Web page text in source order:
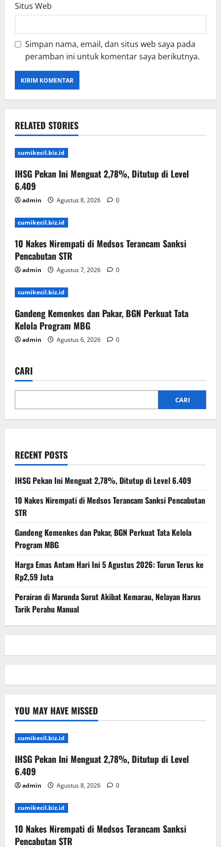
Situs Web
Simpan nama, email, dan situs web saya pada
peramban ini untuk komentar saya berikutnya.
RELATED STORIES
cumikecil.biz.id
IHSG Pekan Ini Menguat 2,78%, Ditutup di Level
6.409
admin Agustus 8, 2026 0
cumikecil.biz.id
10 Nakes Nirempati di Medsos Terancam Sanksi
Pencabutan STR
admin Agustus 7, 2026 0
cumikecil.biz.id
Gandeng Kemenkes dan Pakar, BGN Perkuat Tata
Kelola Program MBG
admin Agustus 6, 2026 0
CARI
CARI
RECENT POSTS
IHSG Pekan Ini Menguat 2,78%, Ditutup di Level 6.409
10 Nakes Nirempati di Medsos Terancam Sanksi Pencabutan
STR
Gandeng Kemenkes dan Pakar, BGN Perkuat Tata Kelola
Program MBG
Harga Emas Antam Hari Ini 5 Agustus 2026: Turun Terus ke
Rp2,59 Juta
Perairan di Marunda Surut Akibat Kemarau, Nelayan Harus
Tarik Perahu Manual
YOU MAY HAVE MISSED
cumikecil.biz.id
IHSG Pekan Ini Menguat 2,78%, Ditutup di Level
6.409
admin Agustus 8, 2026 0
cumikecil.biz.id
10 Nakes Nirempati di Medsos Terancam Sanksi
Pencabutan STR